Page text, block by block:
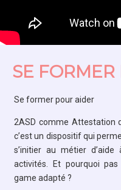
SE
Se former pour aider
2ASD comme Attestation
c’est un dispositif qui
s’initier au métier
activités. Et pourquoi
game adapté ?